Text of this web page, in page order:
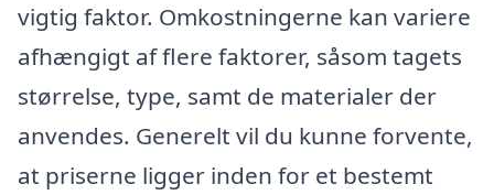
vigtig faktor. Omkostningerne kan variere
afhængigt af flere faktorer, såsom tagets
størrelse, type, samt de materialer der
anvendes. Generelt vil du kunne forvente,
at priserne ligger inden for et bestemt